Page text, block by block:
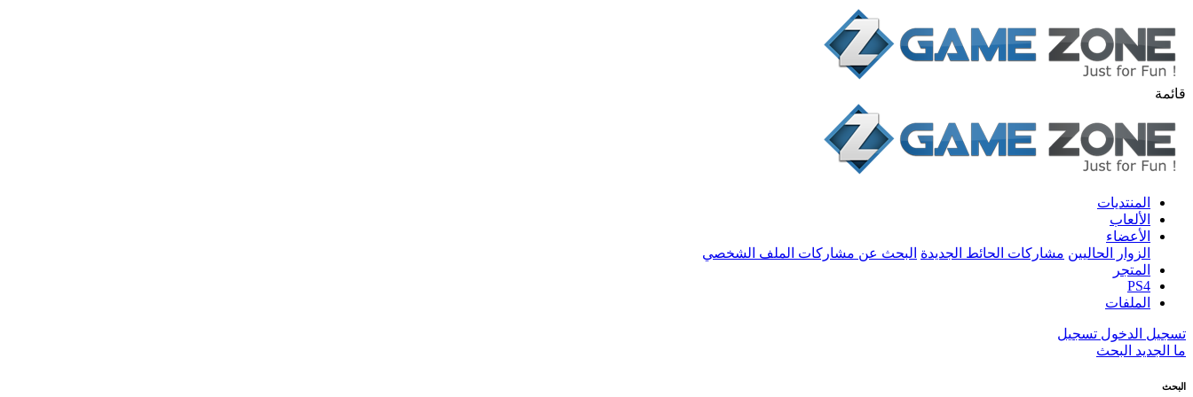
قائمة
المنتديات
الألعاب
الأعضاء
الزوار الحاليين مشاركات الحائط الجديدة البحث عن مشاركات الملف الشخصي
المتجر
PS4
الملفات
تسجيل الدخول تسجيل
ما الجديد البحث
البحث